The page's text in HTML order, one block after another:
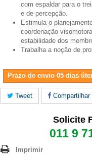
com espaldar para o
e de percepção.
Estimula o
coordenação
estabilidade dos
Trabalha a noção de
Prazo de envio 05 dias
Tweet Compartilhar
Solicite
011 9
Imprimir